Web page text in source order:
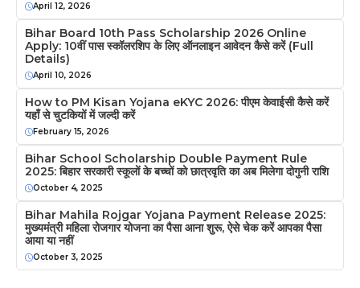
April 12, 2026
Bihar Board 10th Pass Scholarship 2026 Online
Apply: 10वीं पास स्कॉलरशिप के लिए ऑनलाइन आवेदन कैसे करें (Full
Details)
April 10, 2026
How to PM Kisan Yojana eKYC 2026: पीएम केवाईसी कैसे करें
यहाँ से चुटकियों में जल्दी करें
February 15, 2026
Bihar School Scholarship Double Payment Rule
2025: बिहार सरकारी स्कूलों के बच्चों को छात्रवृति का अब मिलेगा दोगुनी राशि
October 4, 2025
Bihar Mahila Rojgar Yojana Payment Release 2025:
मुख्यमंत्री महिला रोजगार योजना का पैसा आना शुरू, ऐसे चेक करें आपका पैसा
आया या नहीं
October 3, 2025